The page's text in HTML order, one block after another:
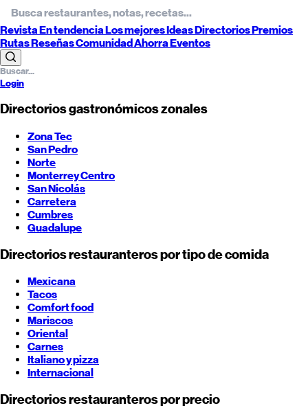
RevistaEn tendenciaLos mejoresIdeasDirectoriosPremios
RutasReseñasComunidadAhorraEventos
Login
Directorios gastronómicos zonales
Zona Tec
San Pedro
Norte
MonterreyCentro
San Nicolás
Carretera
Cumbres
Guadalupe
Directorios restauranteros por tipo de comida
Mexicana
Tacos
Comfort food
Mariscos
Oriental
Carnes
Italiano y pizza
Internacional
Directorios restauranteros por precio